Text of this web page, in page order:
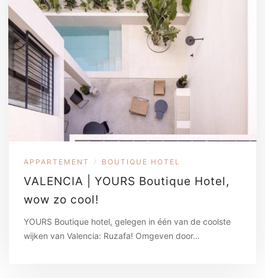
APPARTEMENT / BOUTIQUE HOTEL
VALENCIA | YOURS Boutique Hotel,
wow zo cool!
YOURS Boutique hotel, gelegen in één van de coolste
wijken van Valencia: Ruzafa! Omgeven door…